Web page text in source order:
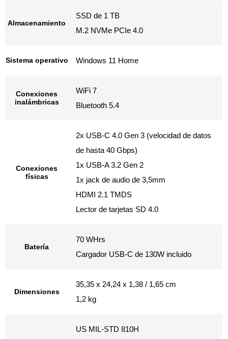
Almacenamiento
SSD de 1 TB
M.2 NVMe PCIe 4.0
Sistema operativo Windows 11 Home
Conexiones
inalámbricas
WiFi 7
Bluetooth 5.4
Conexiones
físicas
2x USB-C 4.0 Gen 3 (velocidad de datos
de hasta 40 Gbps)
1x USB-A 3.2 Gen 2
1x jack de audio de 3,5mm
HDMI 2.1 TMDS
Lector de tarjetas SD 4.0
Batería
70 WHrs
Cargador USB-C de 130W incluido
Dimensiones
35,35 x 24,24 x 1,38 / 1,65 cm
1,2 kg
US MIL-STD 810H